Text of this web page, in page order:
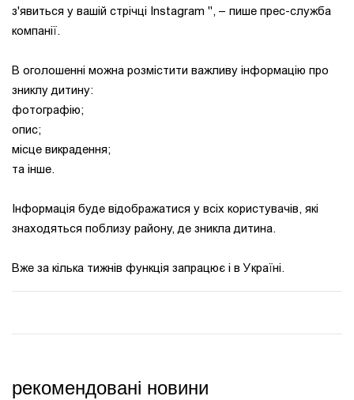
з'явиться у вашій стрічці Instagram ", – пише прес-служба
компанії.
В оголошенні можна розмістити важливу інформацію про
зниклу дитину:
фотографію;
опис;
місце викрадення;
та інше.
Інформація буде відображатися у всіх користувачів, які
знаходяться поблизу району, де зникла дитина.
Вже за кілька тижнів функція запрацює і в Україні.
рекомендовані новини